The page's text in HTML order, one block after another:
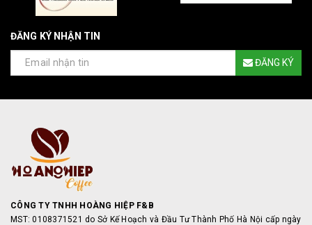
ĐĂNG KÝ NHẬN TIN
ĐĂNG KÝ
CÔNG TY TNHH HOÀNG HIỆP F&B
MST: 0108371521 do Sở Kế Hoạch và Đầu Tư Thành Phố Hà Nội cấp ngày